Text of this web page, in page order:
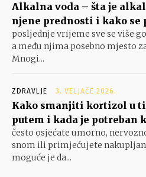
Alkalna voda – šta je
njene prednosti i kako se
posljednje vrijeme sve se više
a među njima posebno mjesto
Mnogi...
ZDRAVLJE 3. VELJAČE 2026.
Kako smanjiti kortizol u
putem i kada je potreban
često osjećate umorno,
snom ili primjećujete
moguće je da...